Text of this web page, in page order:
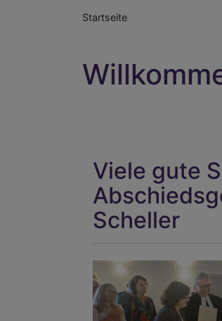
Startseite
Viele gute
Scheller